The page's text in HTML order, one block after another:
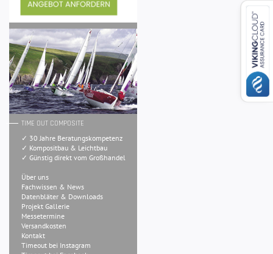
TIME OUT COMPOSITE
✓ 30 Jahre Beratungskompetenz
✓ Kompositbau & Leichtbau
✓ Günstig direkt vom Großhandel
Über uns
Fachwissen & News
Datenbläter & Downloads
Projekt Gallerie
Messetermine
Versandkosten
Kontakt
Timeout bei Instagram